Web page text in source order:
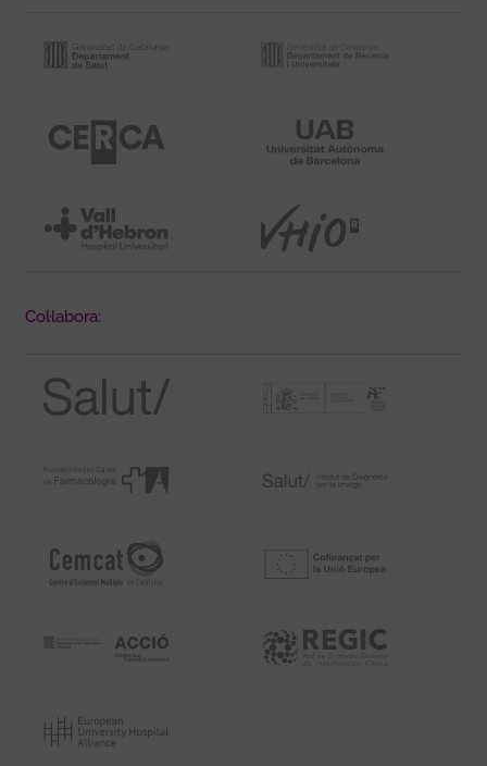
Col·labora: